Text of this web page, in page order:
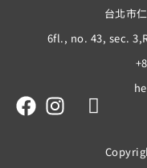
台北市
6fl., no. 43, sec.